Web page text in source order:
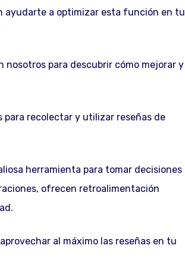
ayudarte a optimizar esta función en tu
nosotros para descubrir cómo mejorar y
recolectar y utilizar reseñas de
herramienta para tomar decisiones
ofrecen retroalimentación
al máximo las reseñas en tu